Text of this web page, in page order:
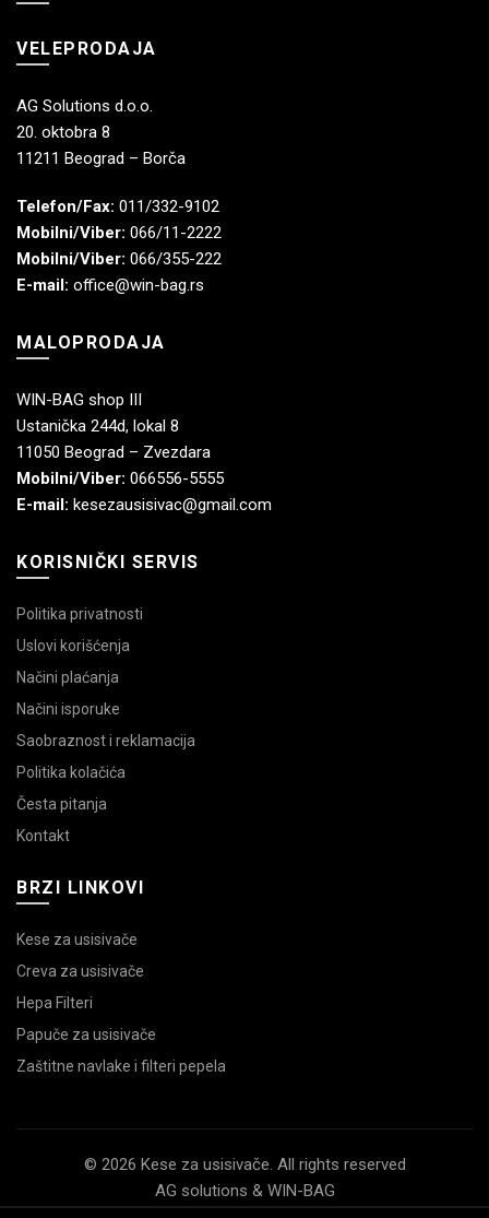
VELEPRODAJA
AG Solutions d.o.o.
20. oktobra 8
11211 Beograd – Borča
Telefon/Fax: 011/332-9102
Mobilni/Viber: 066/11-2222
Mobilni/Viber: 066/355-222
E-mail: office@win-bag.rs
MALOPRODAJA
WIN-BAG shop III
Ustanička 244d, lokal 8
11050 Beograd – Zvezdara
Mobilni/Viber: 066556-5555
E-mail: kesezausisivac@gmail.com
KORISNIČKI SERVIS
Politika privatnosti
Uslovi korišćenja
Načini plaćanja
Načini isporuke
Saobraznost i reklamacija
Politika kolačića
Česta pitanja
Kontakt
BRZI LINKOVI
Kese za usisivače
Creva za usisivače
Hepa Filteri
Papuče za usisivače
Zaštitne navlake i filteri pepela
© 2026 Kese za usisivače. All rights reserved
AG solutions & WIN-BAG